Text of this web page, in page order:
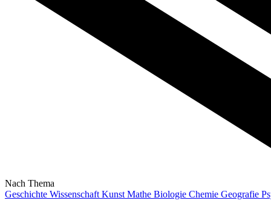
Nach Thema
Geschichte Wissenschaft Kunst Mathe Biologie Chemie Geografie